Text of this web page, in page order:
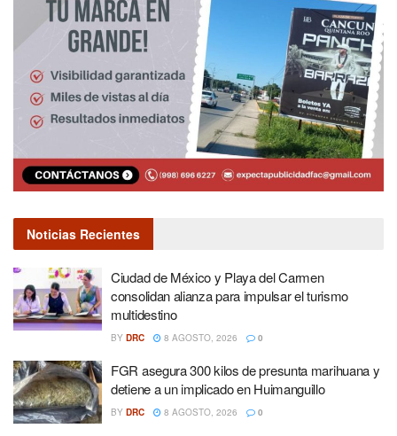
Noticias Recientes
Ciudad de México y Playa del Carmen
consolidan alianza para impulsar el turismo
multidestino
BY DRC 8 AGOSTO, 2026 0
FGR asegura 300 kilos de presunta marihuana y
detiene a un implicado en Huimanguillo
BY DRC 8 AGOSTO, 2026 0